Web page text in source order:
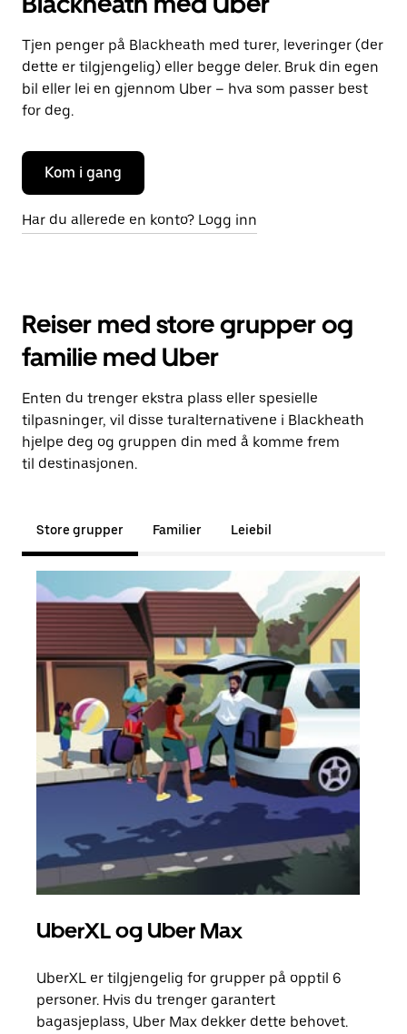
Tjen penger på Blackheath med turer, leveringer (der
dette er tilgjengelig) eller begge deler. Bruk din egen
bil eller lei en gjennom Uber – hva som passer best
for deg.
Kom i gang
Har du allerede en konto? Logg inn
Reiser med store grupper og
familie med Uber
Enten du trenger ekstra plass eller spesielle
tilpasninger, vil disse turalternativene i Blackheath
hjelpe deg og gruppen din med å komme frem
til destinasjonen.
Store grupper Familier Leiebil
UberXL og Uber Max
UberXL er tilgjengelig for grupper på opptil 6
personer. Hvis du trenger garantert
bagasjeplass, Uber Max dekker dette behovet.